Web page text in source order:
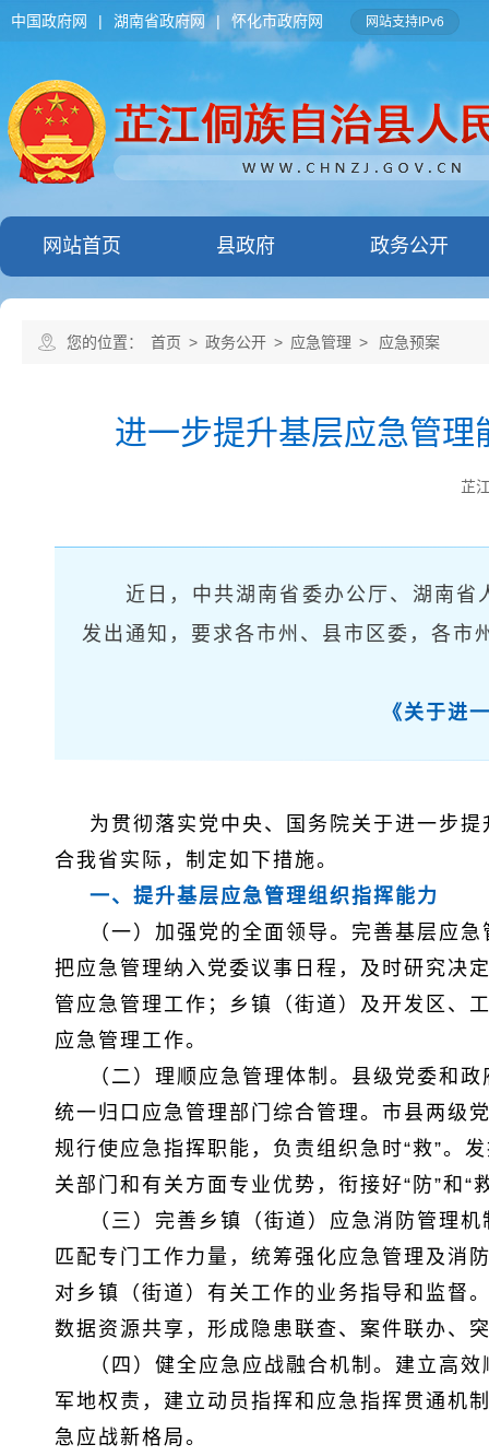
中国政府网 | 湖南省政府网 | 怀化市政府网 网站支持IPv6
网站首页 县政府 政务公开
您的位置： 首页 > 政务公开 > 应急管理 > 应急预案
进一步提升基层应急管
芷
近日，中共湖南省委办公厅、湖南
发出通知，要求各市州、县市区委，各市
《关于进
为贯彻落实党中央、国务院关于进一步
合我省实际，制定如下措施。
一、提升基层应急管理组织指挥能力
（一）加强党的全面领导。完善基层应
把应急管理纳入党委议事日程，及时研究决
管应急管理工作；乡镇（街道）及开发区、
应急管理工作。
（二）理顺应急管理体制。县级党委和
统一归口应急管理部门综合管理。市县两级
规行使应急指挥职能，负责组织急时“救”。
关部门和有关方面专业优势，衔接好“防”和“
（三）完善乡镇（街道）应急消防管理
匹配专门工作力量，统筹强化应急管理及消
对乡镇（街道）有关工作的业务指导和监督
数据资源共享，形成隐患联查、案件联办、
（四）健全应急应战融合机制。建立高
军地权责，建立动员指挥和应急指挥贯通机
急应战新格局。